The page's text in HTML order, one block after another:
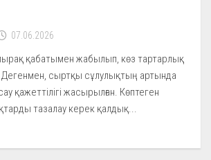
07.06.2026
қабатымен жабылып, көз тартарлық
Дегенмен, сыртқы сұлулықтың артында
қажеттілігі жасырылған. Көптеген
тазалау керек қалдық...